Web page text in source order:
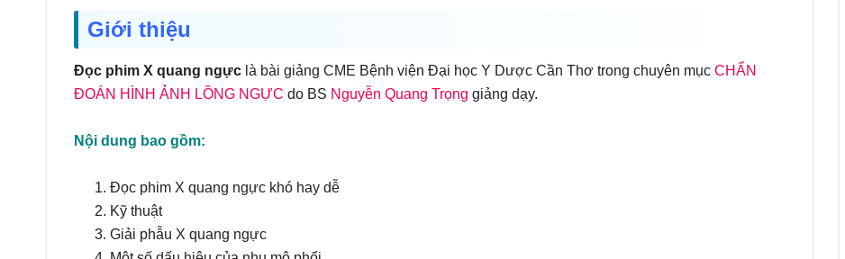
Giới thiệu
Đọc phim X quang ngực là bài giảng CME Bệnh viện Đại học Y Dược Cần Thơ trong chuyên mục CHẨN
ĐOÁN HÌNH ẢNH LỒNG NGỰC do BS Nguyễn Quang Trọng giảng dạy.
Nội dung bao gồm:
Đọc phim X quang ngực khó hay dễ
Kỹ thuật
Giải phẫu X quang ngực